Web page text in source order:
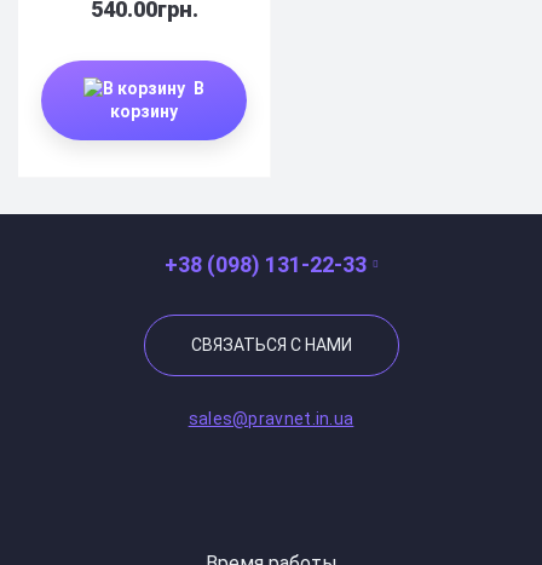
540.00грн.
В
корзину
+38 (098) 131-22-33
СВЯЗАТЬСЯ С НАМИ
sales@pravnet.in.ua